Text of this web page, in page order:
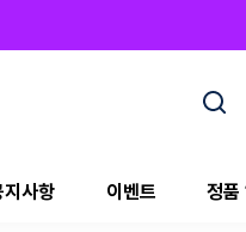
지사항 이벤트 정품